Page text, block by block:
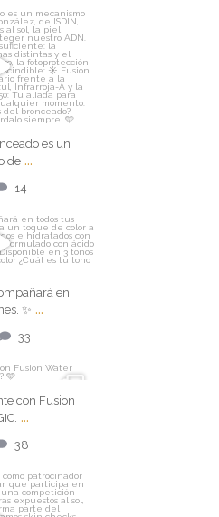
es un
de...
14
es un
de ...
14
en
✨...en
✨ ...
33
con
38
con Fusion
...
38